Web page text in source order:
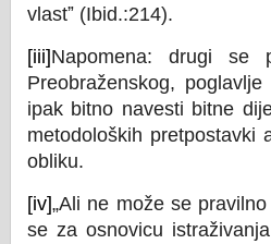
vlastˮ (Ibid.:214).
[iii]Napomena: drugi se
Preobraženskog,
ipak bitno navesti bitne
metodoloških pretpostavki
obliku.
[iv]„Ali ne može se
se za osnovicu